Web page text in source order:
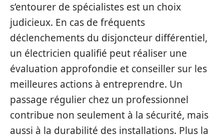
s’entourer de spécialistes est un choix
judicieux. En cas de fréquents
déclenchements du disjoncteur différentiel,
un électricien qualifié peut réaliser une
évaluation approfondie et conseiller sur les
meilleures actions à entreprendre. Un
passage régulier chez un professionnel
contribue non seulement à la sécurité, mais
aussi à la durabilité des installations. Plus la